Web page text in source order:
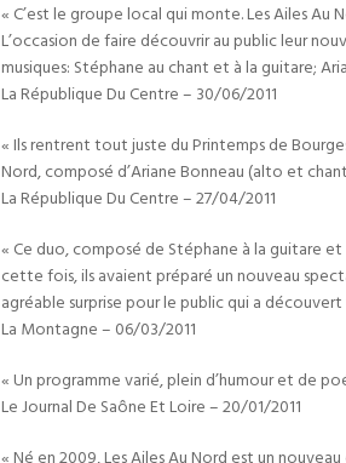
« C’est le groupe local qui monte. Les Ailes
L’occasion de faire découvrir au public leur
musiques: Stéphane au chant et à la guitare;
La République Du Centre – 30/06/2011
« Ils rentrent tout juste du Printemps de
Nord, composé d’Ariane Bonneau (alto et
La République Du Centre – 27/04/2011
« Ce duo, composé de Stéphane à la guitare et
cette fois, ils avaient préparé un nouveau
agréable surprise pour le public qui a
La Montagne – 06/03/2011
« Un programme varié, plein d’humour et de
Le Journal De Saône Et Loire – 20/01/2011